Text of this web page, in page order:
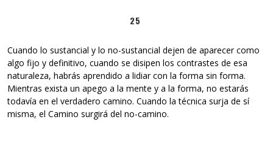
25
Cuando lo sustancial y lo no-sustancial dejen de aparecer como
algo fijo y definitivo, cuando se disipen los contrastes de esa
naturaleza, habrás aprendido a lidiar con la forma sin forma.
Mientras exista un apego a la mente y a la forma, no estarás
todavía en el verdadero camino. Cuando la técnica surja de sí
misma, el Camino surgirá del no-camino.